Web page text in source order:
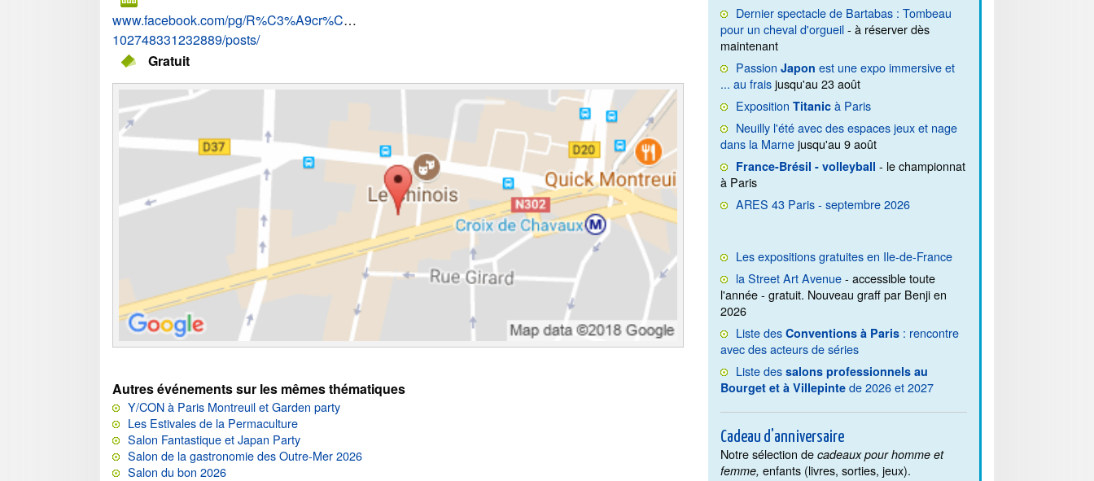
www.facebook.com/pg/R%C3%A9cr%C3%A9azart-
102748331232889/posts/
Gratuit
Autres événements sur les mêmes thématiques
Y/CON à Paris Montreuil et Garden party
Les Estivales de la Permaculture
Salon Fantastique et Japan Party
Salon de la gastronomie des Outre-Mer 2026
Salon du bon 2026
Dernier spectacle de Bartabas : Tombeau
pour un cheval d'orgueil- à réserver dès
maintenant
PassionJapon est une expo immersive et
... au fraisjusqu'au 23 août
ExpositionTitanic à Paris
Neuilly l'été avec des espaces jeux et nage
dans la Marnejusqu'au 9 août
France-Brésil - volleyball - le championnat
à Paris
ARES 43 Paris - septembre 2026
Les expositions gratuites en Ile-de-France
la Street Art Avenue- accessible toute
l'année - gratuit. Nouveau graff par Benji en
2026
Liste desConventions à Paris : rencontre
avec des acteurs de séries
Liste dessalons professionnels au
Bourget et à Villepinte de 2026 et 2027
Cadeau d'anniversaire
Notre sélection decadeaux pour homme et
femme, enfants (livres, sorties, jeux).